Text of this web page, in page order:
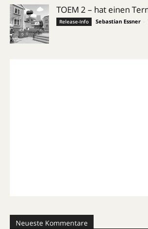
TOEM 2 – hat einen
Release-Info Sebastian Essner
Neueste Kommentare